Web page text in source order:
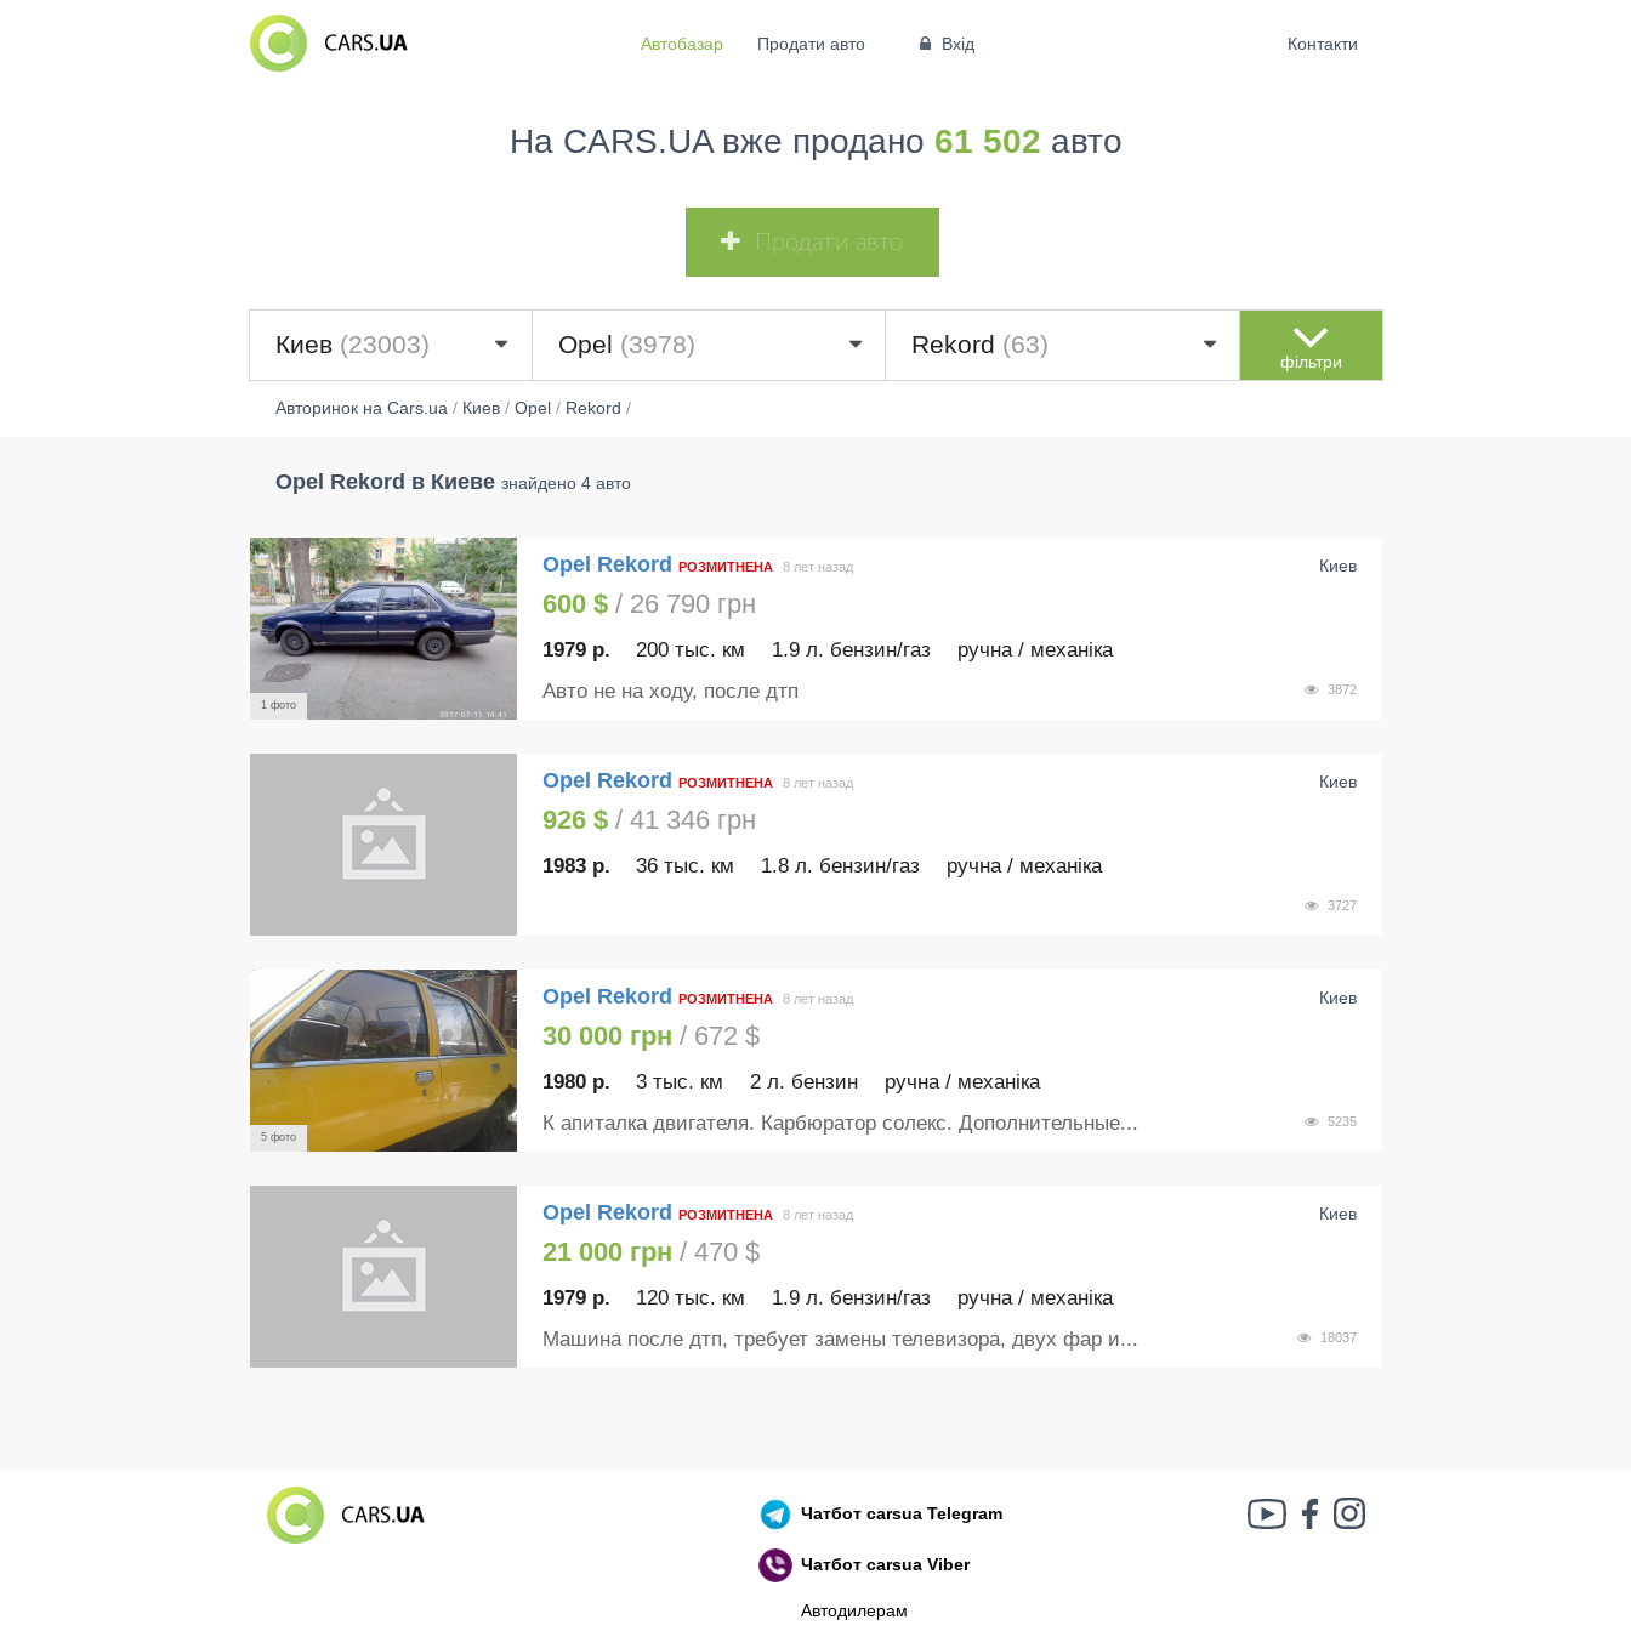
Автобазар Продати авто Вхід Контакти
На CARS.UA вже продано 61 502 авто
Продати авто
Киев (23003) Opel (3978) Rekord (63)
фільтри
Авторинок на Cars.ua/ Киев/ Opel/ Rekord /
Opel Rekord в Киеве знайдено 4 авто
1 фото
Opel Rekord РОЗМИТНЕНА Киев
8 лет назад
600 $/ 26 790 грн
1979 р. 200 тыс. км 1.9 л. бензин/газ ручна / механіка
3872
Авто не на ходу, после дтп
Opel Rekord РОЗМИТНЕНА Киев
8 лет назад
926 $/ 41 346 грн
1983 р. 36 тыс. км 1.8 л. бензин/газ ручна / механіка
3727
5 фото
Opel Rekord РОЗМИТНЕНА Киев
8 лет назад
30 000 грн / 672 $
1980 р. 3 тыс. км 2 л. бензин ручна / механіка
5235
К апиталка двигателя. Карбюратор солекс. Дополнительные...
Opel Rekord РОЗМИТНЕНА Киев
8 лет назад
21 000 грн / 470 $
1979 р. 120 тыс. км 1.9 л. бензин/газ ручна / механіка
18037
Машина после дтп, требует замены телевизора, двух фар и...
Чатботcarsua Telegram
Чатботcarsua Viber
Автодилерам